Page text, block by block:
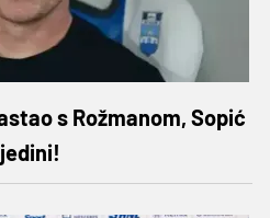
s Rožmanom, Sopić